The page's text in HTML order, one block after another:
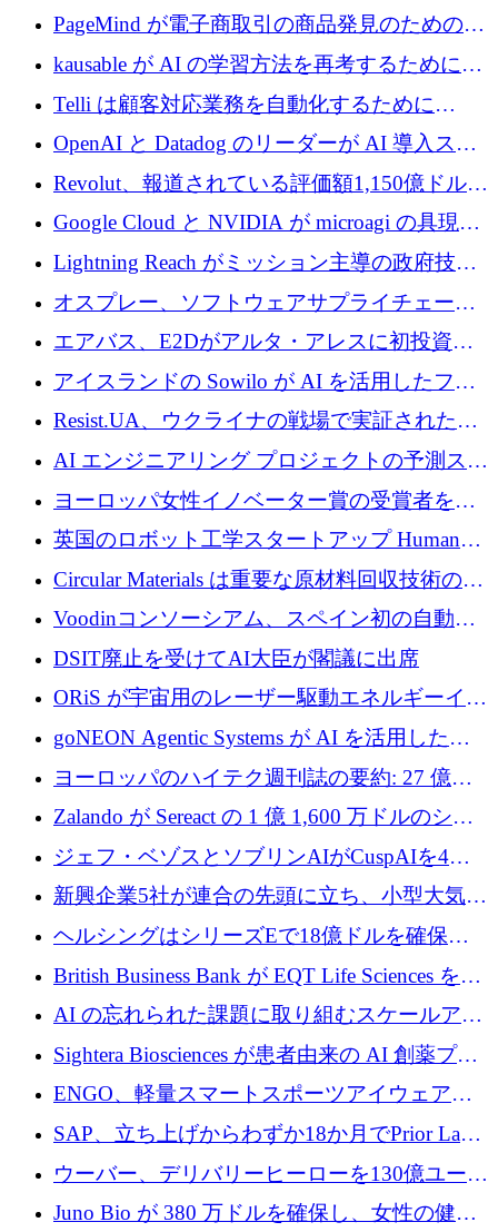
メールを再考するために 320 万ドルを調達し
てステルスから浮上
PageMind が電子商取引の商品発見のための
AI を拡張するために 120 万ユーロを調達
kausable が AI の学習方法を再考するために
1,200 万ユーロを調達
Telli は顧客対応業務を自動化するために
1,500 万ドルのシードを確保
OpenAI と Datadog のリーダーが AI 導入スタ
ートアップ Arrakis を支援
Revolut、報道されている評価額1,150億ドルで
の新たな二次株式売却を確認
Google Cloud と NVIDIA が microagi の具現化
された AI の野望を推進
Lightning Reach がミッション主導の政府技術
グループとしてポートフォリオを拡大し ETG
に買収
オスプレー、ソフトウェアサプライチェーン
攻撃を阻止するために265万ドルを確保
エアバス、E2Dがアルタ・アレスに初投資、
欧州防衛技術ファンドに5億ユーロを拠出
アイスランドの Sowilo が AI を活用したファ
ッション製品インテリジェンス プラットフォ
ームを拡大するためにプレシードを調達
Resist.UA、ウクライナの戦場で実証された防
衛技術を拡大するために5,000万ユーロの欧州
基金を立ち上げる
AI エンジニアリング プロジェクトの予測スタ
ートアップ Cascade が a16z アクセラレータか
らの支援を獲得
ヨーロッパ女性イノベーター賞の受賞者を紹
介します
英国のロボット工学スタートアップ Humanoid
がシリーズ A 1 億 5,200 万ドルで評価額 13 億
5,000 万ドルに到達
Circular Materials は重要な原材料回収技術の拡
張に 1,180 万ユーロを確保
Voodinコンソーシアム、スペイン初の自動木
製ブレード工場の建設にEU補助金4,800万ユ
ーロを確保
DSIT廃止を受けてAI大臣が閣議に出席
ORiS が宇宙用のレーザー駆動エネルギーイン
フラの構築に 500 万ユーロを調達
goNEON Agentic Systems が AI を活用したイ
ンフラ計画を加速するために 16 万ユーロを確
ヨーロッパのハイテク週刊誌の要約: 27 億ユ
ーロを超える 60 以上のハイテク資金調達取引
Zalando が Sereact の 1 億 1,600 万ドルのシリ
ーズ B に参加し、AI を活用した倉庫自動化を
ジェフ・ベゾスとソブリンAIがCuspAIを4億
5,000万ドルの資金調達で支援
新興企業5社が連合の先頭に立ち、小型大気質
センサーをEUのクリーンエア政策の中心に据
ヘルシングはシリーズEで18億ドルを確保、
ウーバーはデリバリー・ヒーローを130億ユー
ロの契約で買収、レボルトは2027年に米国の
銀行を立ち上げる
British Business Bank が EQT Life Sciences を
2,500 万ユーロのコミットメントで支援
AI の忘れられた課題に取り組むスケールアッ
プを実現: カメラロール
Sightera Biosciences が患者由来の AI 創薬プラ
ットフォームを拡大するために 300 万ユーロ
のプレシードをクローズ
ENGO、軽量スマートスポーツアイウェアの
進歩のために510万ユーロを調達
SAP、立ち上げからわずか18か月でPrior Labs
を10億ユーロ以上の契約で買収
ウーバー、デリバリーヒーローを130億ユーロ
の契約で買収、99か国にまたがるプラットフ
Juno Bio が 380 万ドルを確保し、女性の健康